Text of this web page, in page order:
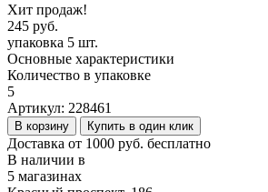
Хит продаж!
245 руб.
упаковка 5 шт.
Основные характеристики
Количество в упаковке
5
Артикул: 228461
В корзину Купить в один клик
Доставка от 1000 руб. бесплатно
В наличии в
5 магазинах